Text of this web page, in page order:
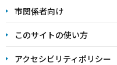
こ
ま
で
市関係者向け
このサイトの使い方
アクセシビリティポリシー